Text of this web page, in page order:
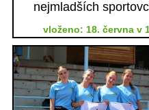
nejmladších
vloženo: 18. června v